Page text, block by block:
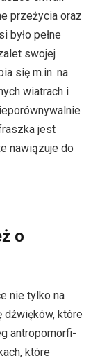
przeżycia oraz
było pełne
swojej
się m.in. na
wiatrach i
jest
nawiązuje do
o
nie tylko na
dźwięków, które
an­tro­po­mor­fi­
które